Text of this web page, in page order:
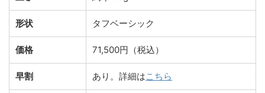
形状 タフベーシック
価格 71,500円（税込）
早割 あり。詳細はこちら